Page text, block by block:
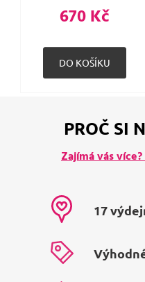
670 Kč
PROČ SI
Zajímá vás
17